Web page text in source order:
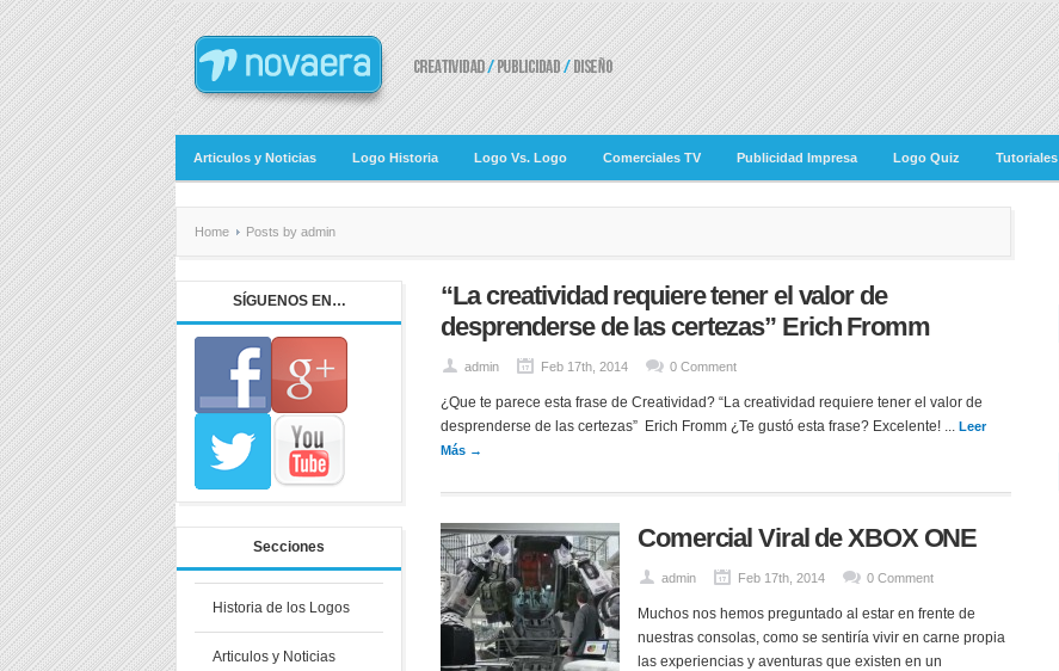
Articulos y Noticias Logo Historia Logo Vs. Logo Comerciales TV Publicidad Impresa Logo Quiz Tutoriales
Home Posts by admin
SÍGUENOS EN…
Secciones
Historia de los Logos
Articulos y Noticias
“La creatividad requiere tener el valor de
desprenderse de las certezas” Erich Fromm
admin Feb 17th, 2014 0 Comment
¿Que te parece esta frase de Creatividad? “La creatividad requiere tener el valor de
desprenderse de las certezas” Erich Fromm ¿Te gustó esta frase? Excelente! ... Leer
Más →
Comercial Viral de XBOX ONE
admin Feb 17th, 2014 0 Comment
Muchos nos hemos preguntado al estar en frente de
nuestras consolas, como se sentiría vivir en carne propia
las experiencias y aventuras que existen en un